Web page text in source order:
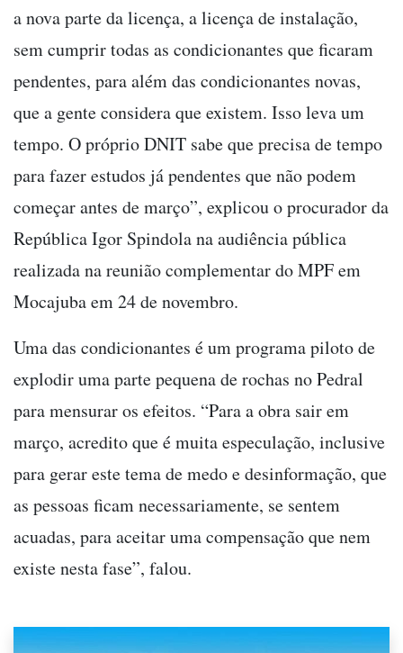
a nova parte da licença, a licença de instalação,
sem cumprir todas as condicionantes que ficaram
pendentes, para além das condicionantes novas,
que a gente considera que existem. Isso leva um
tempo. O próprio DNIT sabe que precisa de tempo
para fazer estudos já pendentes que não podem
começar antes de março”, explicou o procurador da
República Igor Spindola na audiência pública
realizada na reunião complementar do MPF em
Mocajuba em 24 de novembro.
Uma das condicionantes é um programa piloto de
explodir uma parte pequena de rochas no Pedral
para mensurar os efeitos. “Para a obra sair em
março, acredito que é muita especulação, inclusive
para gerar este tema de medo e desinformação, que
as pessoas ficam necessariamente, se sentem
acuadas, para aceitar uma compensação que nem
existe nesta fase”, falou.